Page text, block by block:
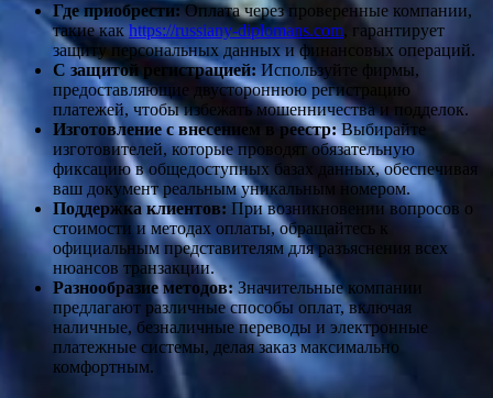
Где приобрести: Оплата через проверенные компании,
такие какhttps://russiany-diplomans.com, гарантирует
защиту персональных данных и финансовых операций.
С защитой регистрацией: Используйте фирмы,
предоставляющие двустороннюю регистрацию
платежей, чтобы избежать мошенничества и подделок.
Изготовление с внесением в реестр:Выбирайте
изготовителей, которые проводят обязательную
фиксацию в общедоступных базах данных, обеспечивая
ваш документ реальным уникальным номером.
Поддержка клиентов: При возникновении вопросов о
стоимости и методах оплаты, обращайтесь к
официальным представителям для разъяснения всех
нюансов транзакции.
Разнообразие методов: Значительные компании
предлагают различные способы оплат, включая
наличные, безналичные переводы и электронные
платежные системы, делая заказ максимально
комфортным.